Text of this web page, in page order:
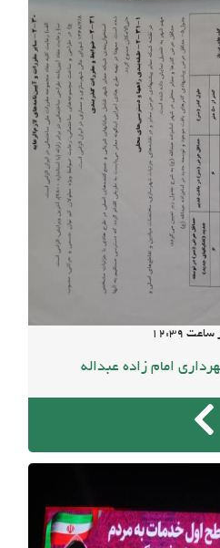
ساعت 12:39
امام زاده عبداله